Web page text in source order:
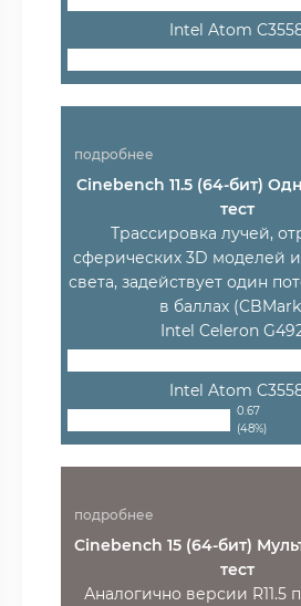
Intel Atom
подробнее
Cinebench 11.5 (64-бит)
тест
Трассировка лучей,
сферических 3D моделей
света, задействует один
в баллах
Intel Celeron
Intel Atom
0.67
(48%)
подробнее
Cinebench 15 (64-бит)
тест
Аналогично версии R11.5